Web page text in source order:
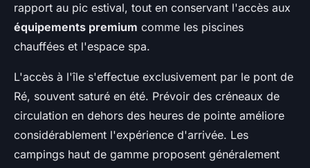
rapport au pic estival, tout en conservant l'accès aux
équipements premium comme les piscines
chauffées et l'espace spa.
L'accès à l'île s'effectue exclusivement par le pont de
Ré, souvent saturé en été. Prévoir des créneaux de
circulation en dehors des heures de pointe améliore
considérablement l'expérience d'arrivée. Les
campings haut de gamme proposent généralement